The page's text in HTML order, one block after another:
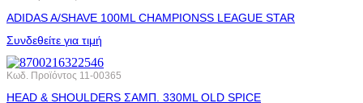
ADIDAS A/SHAVE 100ML CHAMPIONSS LEAGUE STAR
Συνδεθείτε για τιμή
Κωδ. Προϊόντος 11-00365
HEAD & SHOULDERS ΣΑΜΠ. 330ML OLD SPICE